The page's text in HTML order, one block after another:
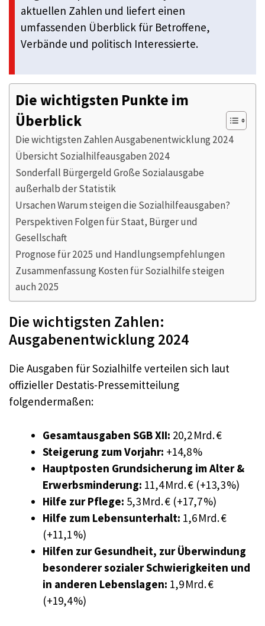
aktuellen Zahlen und liefert einen
umfassenden Überblick für Betroffene,
Verbände und politisch Interessierte.
Die wichtigsten Punkte im
Überblick
Die wichtigsten Zahlen Ausgabenentwicklung 2024
Übersicht Sozialhilfeausgaben 2024
Sonderfall Bürgergeld Große Sozialausgabe
außerhalb der Statistik
Ursachen Warum steigen die Sozialhilfeausgaben?
Perspektiven Folgen für Staat, Bürger und
Gesellschaft
Prognose für 2025 und Handlungsempfehlungen
Zusammenfassung Kosten für Sozialhilfe steigen
auch 2025
Die wichtigsten Zahlen:
Ausgabenentwicklung 2024
Die Ausgaben für Sozialhilfe verteilen sich laut
offizieller Destatis-Pressemitteilung
folgendermaßen:
Gesamtausgaben SGB XII: 20,2 Mrd. €
Steigerung zum Vorjahr: +14,8 %
Hauptposten Grundsicherung im Alter &
Erwerbsminderung: 11,4 Mrd. € (+13,3 %)
Hilfe zur Pflege: 5,3 Mrd. € (+17,7 %)
Hilfe zum Lebensunterhalt: 1,6 Mrd. €
(+11,1 %)
Hilfen zur Gesundheit, zur Überwindung
besonderer sozialer Schwierigkeiten und
in anderen Lebenslagen: 1,9 Mrd. €
(+19,4 %)